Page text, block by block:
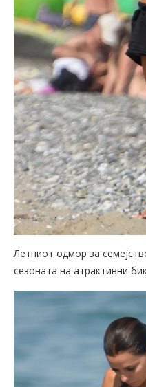
Летниот одмор за
сезоната на атрактивни